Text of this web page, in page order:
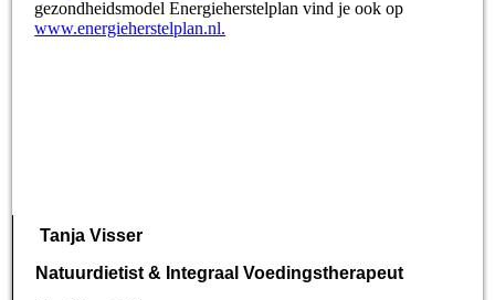
gezondheidsmodel Energieherstelplan vind je ook op
www.energieherstelplan.nl.
Tanja Visser
Natuurdietist & Integraal Voedingstherapeut